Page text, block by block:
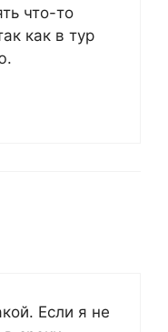
что-то
как в тур
Если я не